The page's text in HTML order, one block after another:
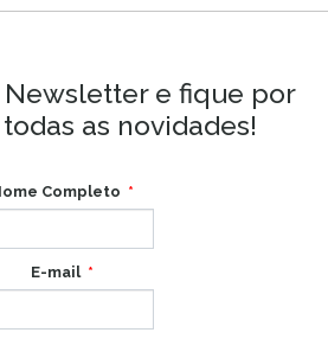
Newsletter e fique por
as novidades!
Completo
E-mail